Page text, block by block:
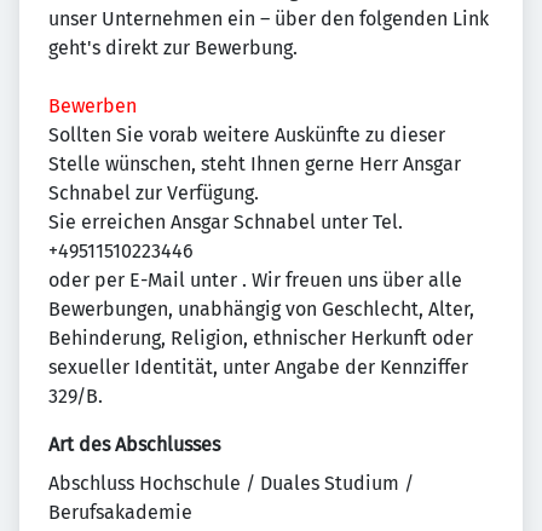
unser Unternehmen ein – über den folgenden Link
geht's direkt zur Bewerbung.
Bewerben
Sollten Sie vorab weitere Auskünfte zu dieser
Stelle wünschen, steht Ihnen gerne Herr Ansgar
Schnabel zur Verfügung.
Sie erreichen Ansgar Schnabel unter Tel.
+49511510223446
oder per E-Mail unter . Wir freuen uns über alle
Bewerbungen, unabhängig von Geschlecht, Alter,
Behinderung, Religion, ethnischer Herkunft oder
sexueller Identität, unter Angabe der Kennziffer
329/B.
Art des Abschlusses
Abschluss Hochschule / Duales Studium /
Berufsakademie